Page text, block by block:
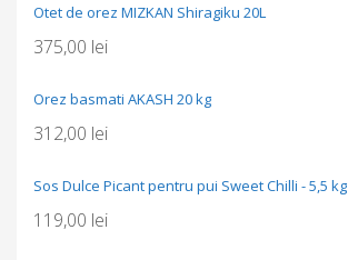
Otet de orez MIZKAN Shiragiku 20L
375,00 lei
Orez basmati AKASH 20 kg
312,00 lei
Sos Dulce Picant pentru pui Sweet Chilli - 5,5 kg
119,00 lei